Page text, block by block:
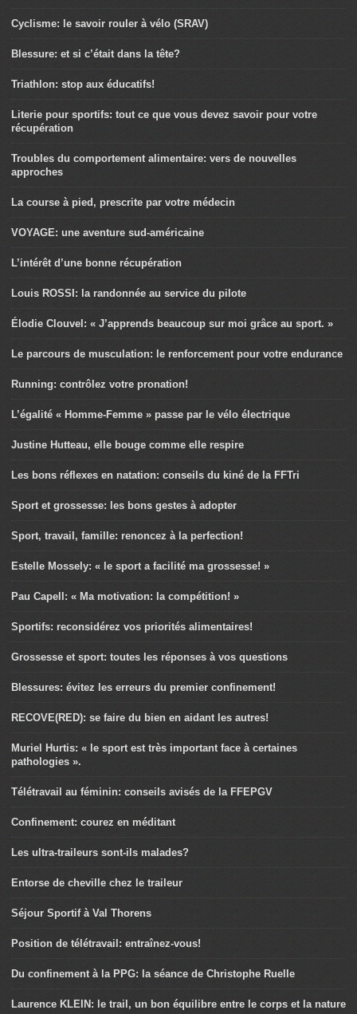
Cyclisme: le savoir rouler à vélo (SRAV)
Blessure: et si c’était dans la tête?
Triathlon: stop aux éducatifs!
Literie pour sportifs: tout ce que vous devez savoir pour votre
récupération
Troubles du comportement alimentaire: vers de nouvelles
approches
La course à pied, prescrite par votre médecin
VOYAGE: une aventure sud-américaine
L’intérêt d’une bonne récupération
Louis ROSSI: la randonnée au service du pilote
Élodie Clouvel: « J’apprends beaucoup sur moi grâce au sport. »
Le parcours de musculation: le renforcement pour votre endurance
Running: contrôlez votre pronation!
L’égalité « Homme-Femme » passe par le vélo électrique
Justine Hutteau, elle bouge comme elle respire
Les bons réflexes en natation: conseils du kiné de la FFTri
Sport et grossesse: les bons gestes à adopter
Sport, travail, famille: renoncez à la perfection!
Estelle Mossely: « le sport a facilité ma grossesse! »
Pau Capell: « Ma motivation: la compétition! »
Sportifs: reconsidérez vos priorités alimentaires!
Grossesse et sport: toutes les réponses à vos questions
Blessures: évitez les erreurs du premier confinement!
RECOVE(RED): se faire du bien en aidant les autres!
Muriel Hurtis: « le sport est très important face à certaines
pathologies ».
Télétravail au féminin: conseils avisés de la FFEPGV
Confinement: courez en méditant
Les ultra-traileurs sont-ils malades?
Entorse de cheville chez le traileur
Séjour Sportif à Val Thorens
Position de télétravail: entraînez-vous!
Du confinement à la PPG: la séance de Christophe Ruelle
Laurence KLEIN: le trail, un bon équilibre entre le corps et la nature